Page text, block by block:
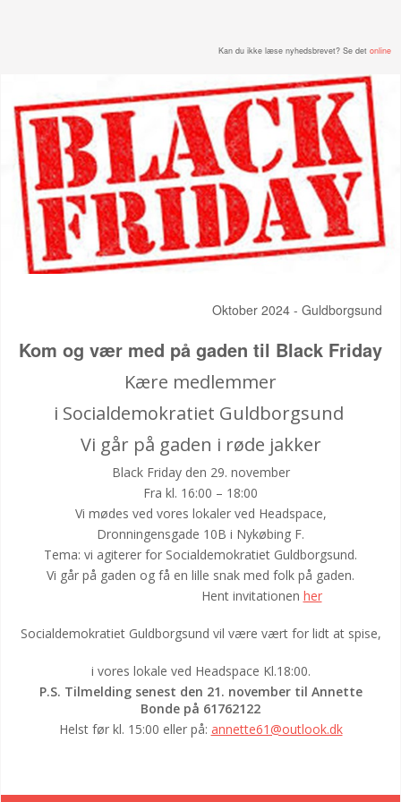
Kan du ikke læse nyhedsbrevet? Se det online
Oktober 2024 - Guldborgsund
Kom og vær med på gaden til Black Friday
Kære medlemmer
i Socialdemokratiet Guldborgsund
Vi går på gaden i røde jakker
Black Friday den 29. november
Fra kl. 16:00 – 18:00
Vi mødes ved vores lokaler ved Headspace,
Dronningensgade 10B i Nykøbing F.
Tema: vi agiterer for Socialdemokratiet Guldborgsund.
Vi går på gaden og få en lille snak med folk på gaden.
Hent invitationen her
Socialdemokratiet Guldborgsund vil være vært for lidt at spise,
i vores lokale ved Headspace Kl.18:00.
P.S. Tilmelding senest den 21. november til Annette
Bonde på 61762122
Helst før kl. 15:00 eller på: annette61@outlook.dk